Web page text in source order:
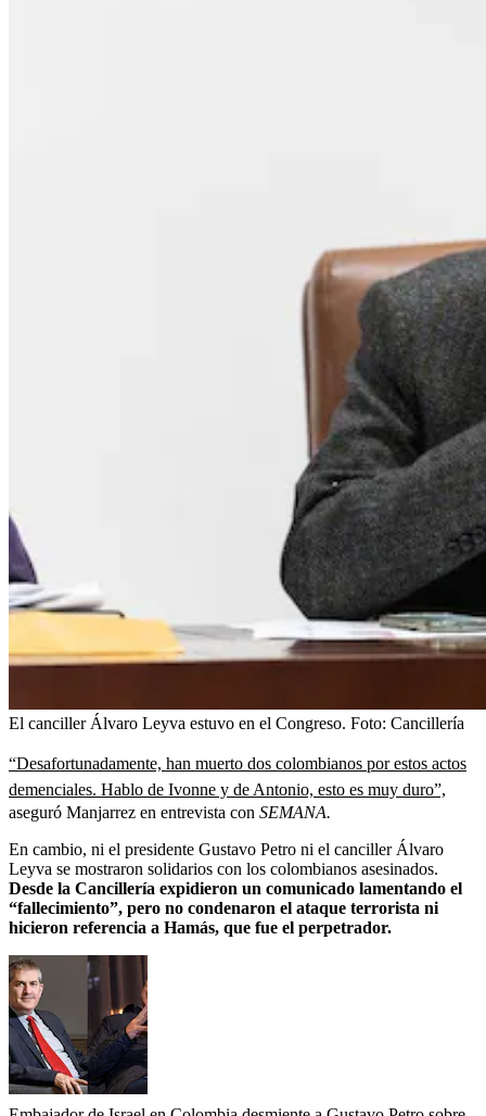
El canciller Álvaro Leyva estuvo en el Congreso. Foto: Cancillería
“Desafortunadamente, han muerto dos colombianos por estos actos
demenciales. Hablo de Ivonne y de Antonio, esto es muy duro”,
aseguró Manjarrez en entrevista con SEMANA.
En cambio, ni el presidente Gustavo Petro ni el canciller Álvaro
Leyva se mostraron solidarios con los colombianos asesinados.
Desde la Cancillería expidieron un comunicado lamentando el
“fallecimiento”, pero no condenaron el ataque terrorista ni
hicieron referencia a Hamás, que fue el perpetrador.